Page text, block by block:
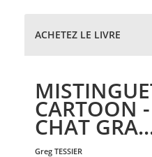
ACHETEZ LE LIVRE
CARTOON
CHAT
greg TESSIER